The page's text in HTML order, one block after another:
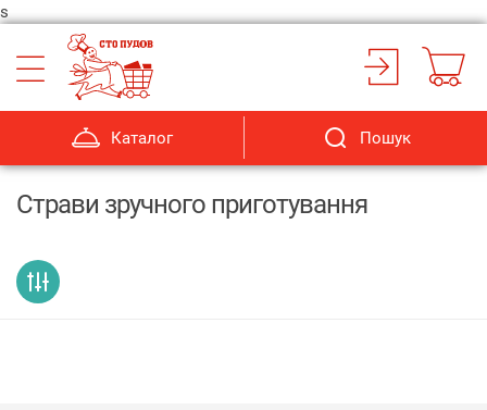
s
Каталог Пошук
Страви зручного приготування